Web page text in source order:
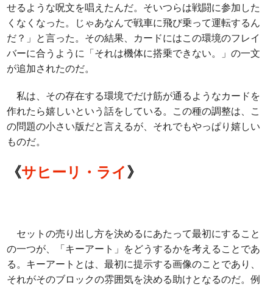
せるような呪文を唱えたんだ。そいつらは戦闘に参加した
くなくなった。じゃあなんで戦車に飛び乗って運転するん
だ？」と言った。その結果、カードにはこの環境のフレイ
バーに合うように「それは機体に搭乗できない。」の一文
が追加されたのだ。
私は、その存在する環境でだけ筋が通るようなカードを
作れたら嬉しいという話をしている。この種の調整は、こ
の問題の小さい版だと言えるが、それでもやっぱり嬉しい
ものだ。
《サヒーリ・ライ 》
セットの売り出し方を決めるにあたって最初にすること
の一つが、「キーアート」をどうするかを考えることであ
る。キーアートとは、最初に提示する画像のことであり、
それがそのブロックの雰囲気を決める助けとなるのだ。例